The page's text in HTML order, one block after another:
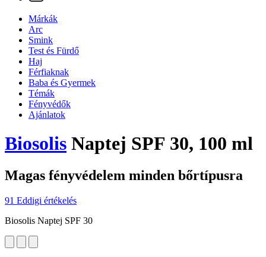
Márkák
Arc
Smink
Test és Fürdő
Haj
Férfiaknak
Baba és Gyermek
Témák
Fényvédők
Ajánlatok
Biosolis Naptej SPF 30, 100 ml
Magas fényvédelem minden bőrtípusra
91 Eddigi értékelés
Biosolis Naptej SPF 30